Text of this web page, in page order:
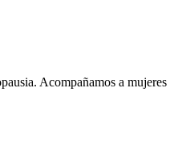
Acompañamos a